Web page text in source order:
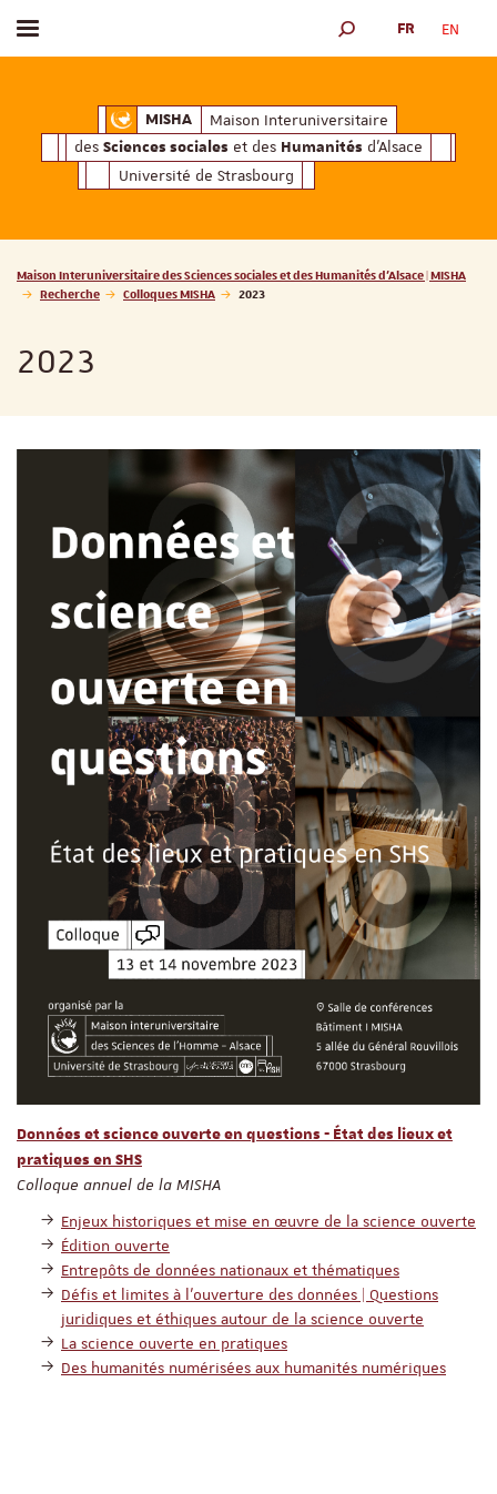
MISHAMaison Interuniversitaire des
Maison Interuniversitaire
des Sciences sociales et des Humanités d'Alsace
Université de Strasbourg
Afficher / masquer le menu MOTEUR DE
FR EN
Vous êtes ici :
Maison Interuniversitaire des Sciences sociales et des Humanités d'Alsace | MISHA
Recherche
Colloques MISHA 2023
2023
Données et science ouverte en questions - État des lieux et
pratiques en SHS
Colloque annuel de la MISHA
Enjeux historiques et mise en œuvre de la science ouverte
Édition ouverte
Entrepôts de données nationaux et thématiques
Défis et limites à l’ouverture des données | Questions
juridiques et éthiques autour de la science ouverte
La science ouverte en pratiques
Des humanités numérisées aux humanités numériques